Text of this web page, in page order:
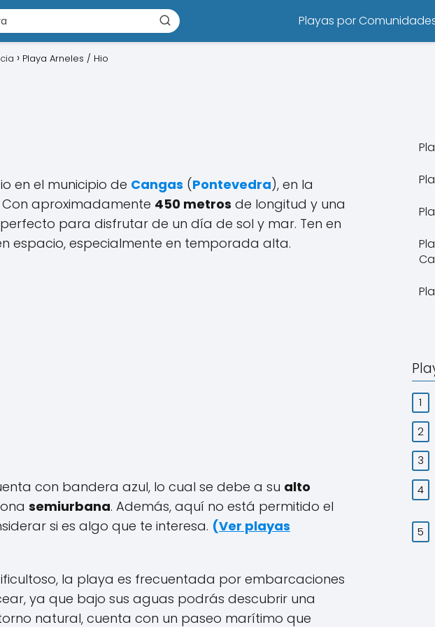
Playas por
Playa Arneles / Hio
en el municipio de Cangas (Pontevedra), en la
Con aproximadamente 450 metros de longitud y una
para disfrutar de un día de sol y mar. Ten en
espacio, especialmente en temporada alta.
con bandera azul, lo cual se debe a su alto
semiurbana. Además, aquí no está permitido el
si es algo que te interesa. (Ver playas
la playa es frecuentada por embarcaciones
ya que bajo sus aguas podrás descubrir una
natural, cuenta con un paseo marítimo que